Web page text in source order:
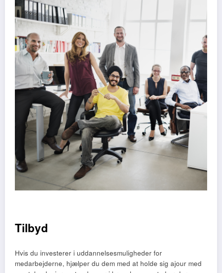
Tilbyd
Hvis du investerer i uddannelsesmuligheder for
medarbejderne, hjælper du dem med at holde sig ajour med